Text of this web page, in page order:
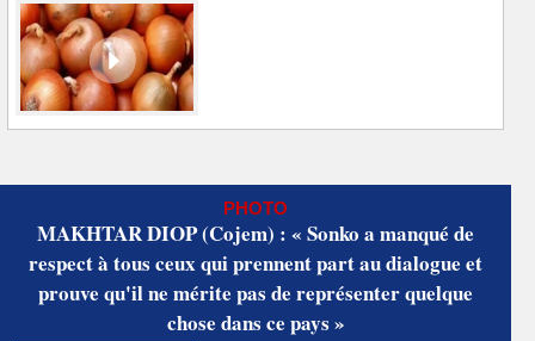
PHOTO
MAKHTAR DIOP (Cojem) : « Sonko a manqué de
respect à tous ceux qui prennent part au dialogue et
prouve qu'il ne mérite pas de représenter quelque
chose dans ce pays »